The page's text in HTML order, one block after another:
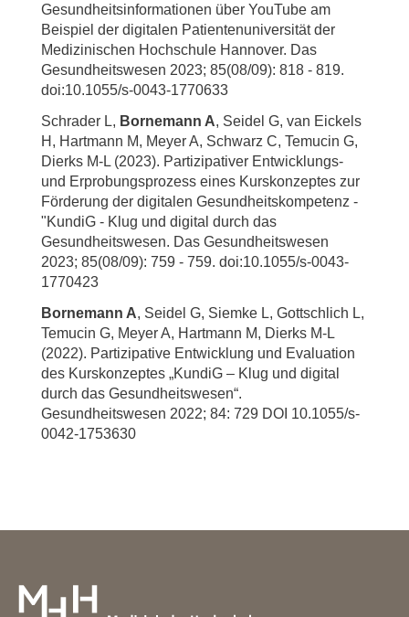
Gesundheitsinformationen über YouTube am
Beispiel der digitalen Patientenuniversität der
Medizinischen Hochschule Hannover. Das
Gesundheitswesen 2023; 85(08/09): 818 - 819.
doi:10.1055/s-0043-1770633
Schrader L, Bornemann A, Seidel G, van Eickels
H, Hartmann M, Meyer A, Schwarz C, Temucin G,
Dierks M-L (2023). Partizipativer Entwicklungs-
und Erprobungsprozess eines Kurskonzeptes zur
Förderung der digitalen Gesundheitskompetenz -
"KundiG - Klug und digital durch das
Gesundheitswesen. Das Gesundheitswesen
2023; 85(08/09): 759 - 759. doi:10.1055/s-0043-
1770423
Bornemann A, Seidel G, Siemke L, Gottschlich L,
Temucin G, Meyer A, Hartmann M, Dierks M-L
(2022). Partizipative Entwicklung und Evaluation
des Kurskonzeptes „KundiG – Klug und digital
durch das Gesundheitswesen“.
Gesundheitswesen 2022; 84: 729 DOI 10.1055/s-
0042-1753630